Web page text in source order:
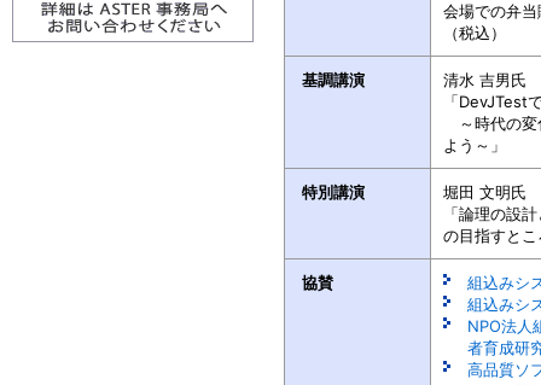
会場での弁
（税込）
基調講演 清水 吉男氏
「DevJTest
～時代の変
よう～」
特別講演 堀田 文明氏
「論理の設
の目指すと
協賛
組込みシ
組込みシ
NPO法人
者育成研
高品質ソ